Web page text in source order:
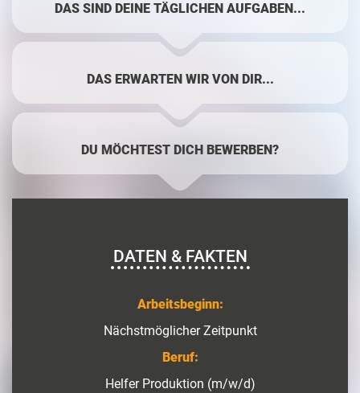
DAS SIND DEINE TÄGLICHEN AUFGABEN...
DAS ERWARTEN WIR VON DIR...
DU MÖCHTEST DICH BEWERBEN?
DATEN & FAKTEN
Arbeitsbeginn:
Nächstmöglicher Zeitpunkt
Beruf:
Helfer Produktion (m/w/d)